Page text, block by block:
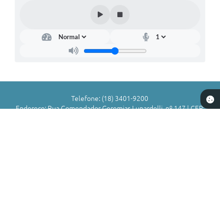
Telefone: (18) 3401-9200
Endereço: Rua Comendador Geremias Lunardelli, nº 147 | CEP: